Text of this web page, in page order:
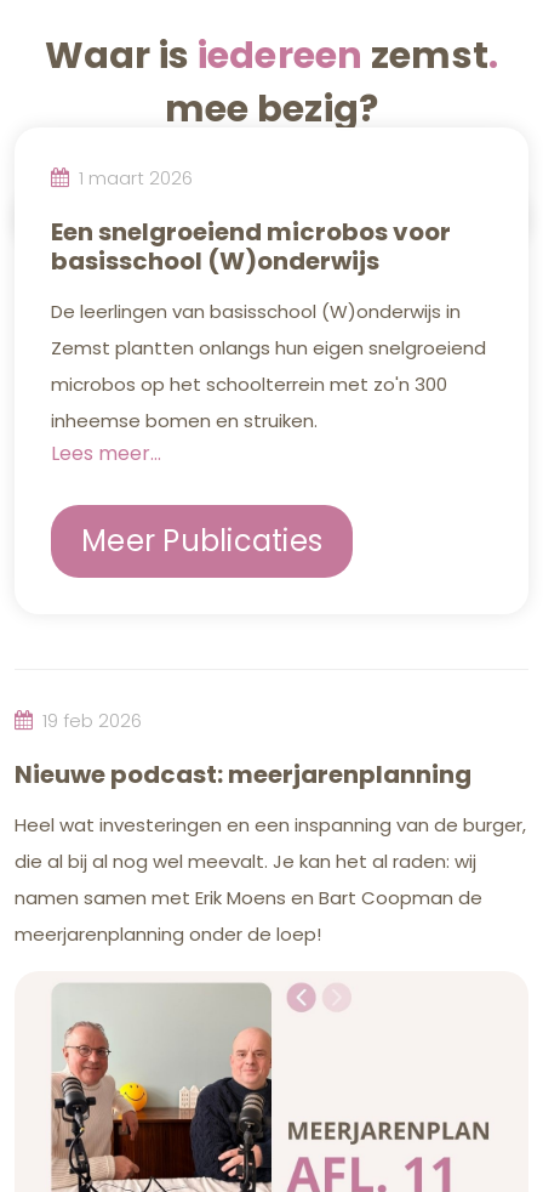
Waar is iedereen zemst.
mee bezig?
1 maart 2026
Een snelgroeiend microbos voor
basisschool (W)onderwijs
De leerlingen van basisschool (W)onderwijs in
Zemst plantten onlangs hun eigen snelgroeiend
microbos op het schoolterrein met zo'n 300
inheemse bomen en struiken.
Lees meer...
Meer Publicaties
19 feb 2026
Nieuwe podcast: meerjarenplanning
Heel wat investeringen en een inspanning van de burger,
die al bij al nog wel meevalt. Je kan het al raden: wij
namen samen met Erik Moens en Bart Coopman de
meerjarenplanning onder de loep!